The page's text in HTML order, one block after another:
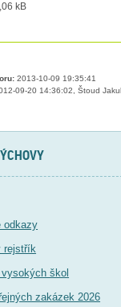
kB
2013-10-09 19:35:41
09-20 14:36:02, Štoud
odkazy
rejstřík
vysokých škol
zakázek 2026